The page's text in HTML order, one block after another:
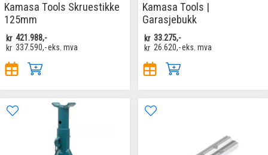
Kamasa Tools Skruestikke
125mm
kr 421.988,-
kr 337.590,-eks. mva
Kamasa Tools |
Garasjebukk
kr 33.275,-
kr 26.620,-eks. mva